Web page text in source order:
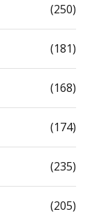
(250)
(181)
(168)
(174)
(235)
(205)